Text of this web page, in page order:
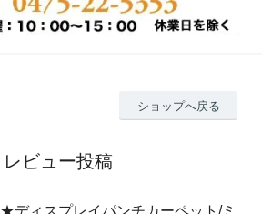
ショップへ戻る
レビュー投稿